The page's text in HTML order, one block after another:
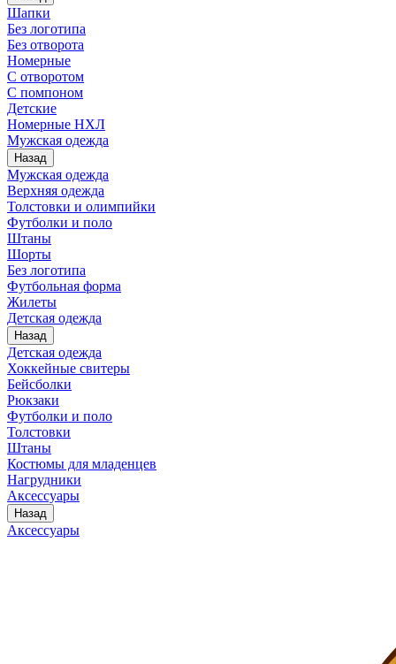
Шапки
Без логотипа
Без отворота
Номерные
С отворотом
С помпоном
Детские
Номерные НХЛ
Мужская одежда
Назад
Мужская одежда
Верхняя одежда
Толстовки и олимпийки
Футболки и поло
Штаны
Шорты
Без логотипа
Футбольная форма
Жилеты
Детская одежда
Назад
Детская одежда
Хоккейные свитеры
Бейсболки
Рюкзаки
Футболки и поло
Толстовки
Штаны
Костюмы для младенцев
Нагрудники
Аксессуары
Назад
Аксессуары